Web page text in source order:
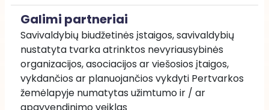
Galimi partneriai
Savivaldybių biudžetinės įstaigos, savivaldybių
nustatyta tvarka atrinktos nevyriausybinės
organizacijos, asociacijos ar viešosios įtaigos,
vykdančios ar planuojančios vykdyti Pertvarkos
žemėlapyje numatytas užimtumo ir / ar